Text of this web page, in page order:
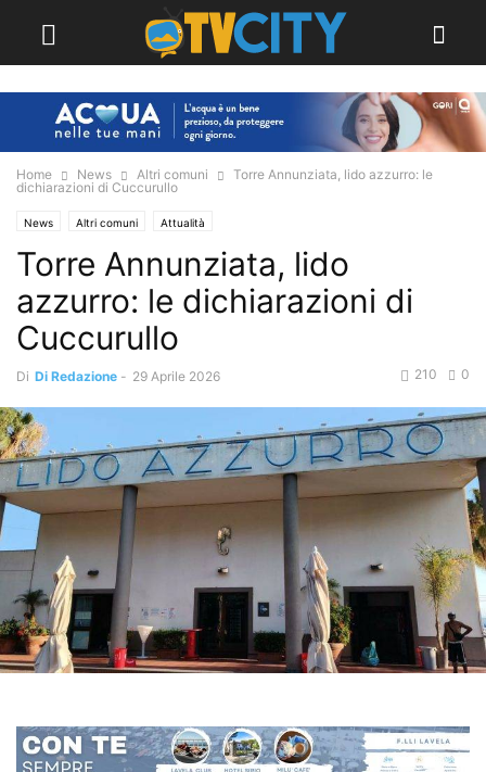
Home News Altri comuni
Torre Annunziata, lido azzurro: le
dichiarazioni di Cuccurullo
News Altri comuni Attualità
Torre Annunziata, lido
azzurro: le dichiarazioni di
Cuccurullo
Di Di Redazione - 29 Aprile 2026 0
210